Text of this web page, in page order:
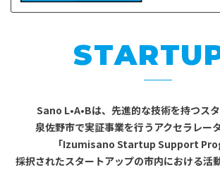
Sano L•A•Bは、先進的な技術を持つス
泉佐野市で実証事業を行うアクセラレー
「Izumisano Startup Support
採択されたスタートアップの市内における活